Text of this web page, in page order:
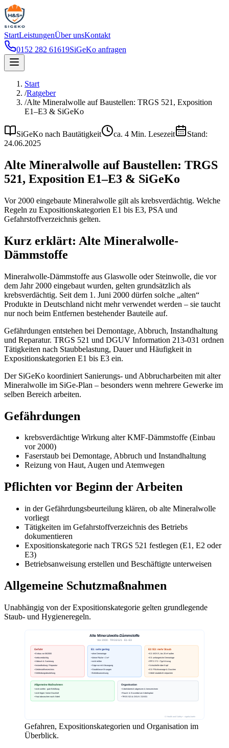
StartLeistungenÜber unsKontakt
0152 282 61619SiGeKo anfragen
Start
/Ratgeber
/Alte Mineralwolle auf Baustellen: TRGS 521, Exposition
E1–E3 & SiGeKo
SiGeKo nach Bautätigkeit ca. 4 Min. Lesezeit
Stand:
24.06.2025
Alte Mineralwolle auf Baustellen: TRGS
521, Exposition E1–E3 & SiGeKo
Vor 2000 eingebaute Mineralwolle gilt als krebsverdächtig. Welche
Regeln zu Expositionskategorien E1 bis E3, PSA und
Gefahrstoffverzeichnis gelten.
Kurz erklärt: Alte Mineralwolle-
Dämmstoffe
Mineralwolle-Dämmstoffe aus Glaswolle oder Steinwolle, die vor
dem Jahr 2000 eingebaut wurden, gelten grundsätzlich als
krebsverdächtig. Seit dem 1. Juni 2000 dürfen solche „alten“
Produkte in Deutschland nicht mehr verwendet werden – sie taucht
nur noch beim Entfernen bestehender Bauteile auf.
Gefährdungen entstehen bei Demontage, Abbruch, Instandhaltung
und Reparatur. TRGS 521 und DGUV Information 213-031 ordnen
Tätigkeiten nach Staubbelastung, Dauer und Häufigkeit in
Expositionskategorien E1 bis E3 ein.
Der SiGeKo koordiniert Sanierungs- und Abbrucharbeiten mit alter
Mineralwolle im SiGe-Plan – besonders wenn mehrere Gewerke im
selben Bereich arbeiten.
Gefährdungen
krebsverdächtige Wirkung alter KMF-Dämmstoffe (Einbau
vor 2000)
Faserstaub bei Demontage, Abbruch und Instandhaltung
Reizung von Haut, Augen und Atemwegen
Pflichten vor Beginn der Arbeiten
in der Gefährdungsbeurteilung klären, ob alte Mineralwolle
vorliegt
Tätigkeiten im Gefahrstoffverzeichnis des Betriebs
dokumentieren
Expositionskategorie nach TRGS 521 festlegen (E1, E2 oder
E3)
Betriebsanweisung erstellen und Beschäftigte unterweisen
Allgemeine Schutzmaßnahmen
Unabhängig von der Expositionskategorie gelten grundlegende
Staub- und Hygieneregeln.
Gefahren, Expositionskategorien und Organisation im
Überblick.